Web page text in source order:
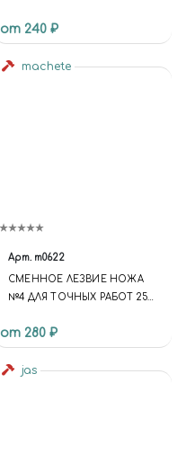
от 240 ₽
machete
Арт. m0622
СМЕННОЕ ЛЕЗВИЕ НОЖА
№4 ДЛЯ ТОЧНЫХ РАБОТ 25
от 280 ₽
jas